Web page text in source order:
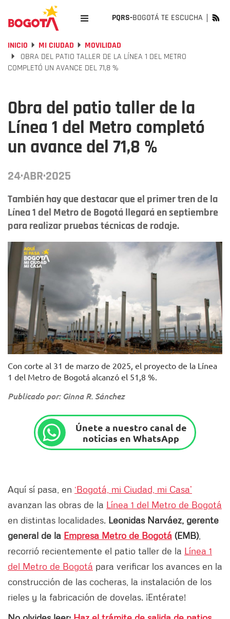
PQRS-BOGOTÁ TE ESCUCHA
INICIO MI CIUDAD
MOVILIDAD
OBRA DEL PATIO TALLER DE LA LÍNEA 1 DEL METRO
COMPLETÓ UN AVANCE DEL 71,8 %
Obra del patio taller de la
Línea 1 del Metro completó
un avance del 71,8 %
24·ABR·2025
También hay que destacar que el primer tren de la
Línea 1 del Metro de Bogotá llegará en septiembre
para realizar pruebas técnicas de rodaje.
Foto: Empresa Metro de Bogotá
Con corte al 31 de marzo de 2025, el proyecto de la Línea
1 del Metro de Bogotá alcanzó el 51,8 %.
Publicado por: Ginna R. Sánchez
Únete a nuestro canal de
noticias en WhatsApp
Aquí sí pasa, en ‘Bogotá, mi Ciudad, mi Casa’
avanzan las obras de la Línea 1 del Metro de Bogotá
en distintas localidades. Leonidas Narváez, gerente
general de la Empresa Metro de Bogotá (EMB)
recorrió recientemente el patio taller de la Línea 1
del Metro de Bogotá para verificar los avances en la
construcción de las cocheras, la instalación de los
rieles y la fabricación de dovelas. ¡Entérate!